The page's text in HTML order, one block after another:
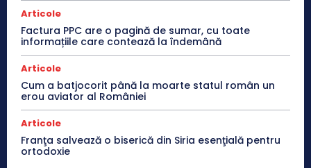
Articole
Factura PPC are o pagină de sumar, cu toate
informațiile care contează la îndemână
Articole
Cum a batjocorit până la moarte statul român un
erou aviator al României
Articole
Franţa salvează o biserică din Siria esenţială pentru
ortodoxie